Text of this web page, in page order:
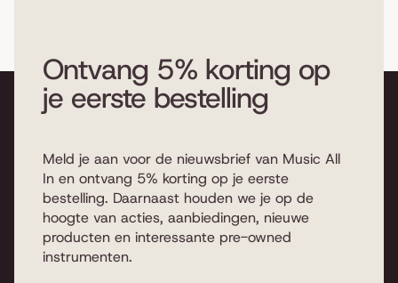
Ontvang 5% korting op
je eerste bestelling
Meld je aan voor de nieuwsbrief van Music All
In en ontvang 5% korting op je eerste
bestelling. Daarnaast houden we je op de
hoogte van acties, aanbiedingen, nieuwe
producten en interessante pre-owned
instrumenten.